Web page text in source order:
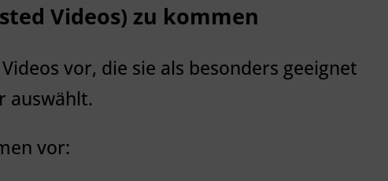
Videos) zu kommen
vor, die sie als besonders geeignet
auswählt.
vor: